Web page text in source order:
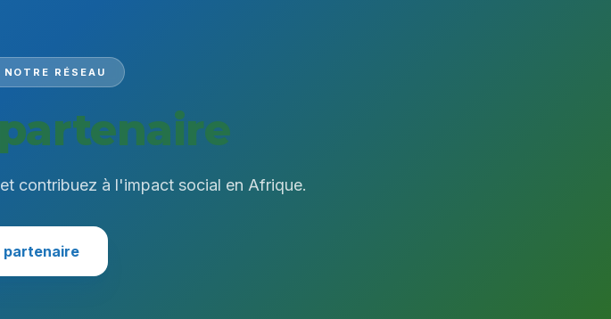
RÉSEAU
contribuez à l'impact social en Afrique.
partenaire